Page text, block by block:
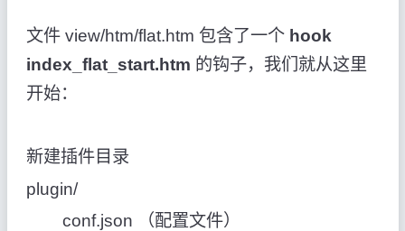
文件 view/htm/flat.htm 包含了一个 hook
index_flat_start.htm 的钩子，我们就从这里
开始：
新建插件目录
plugin/
conf.json （配置文件）